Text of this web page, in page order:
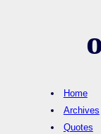
Home
Archives
Quotes